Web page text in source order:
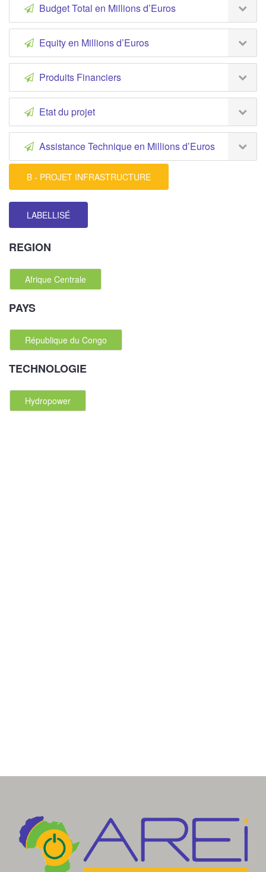
Budget Total en Millions d’Euros
Equity en Millions d’Euros
Produits Financiers
Etat du projet
Assistance Technique en Millions d’Euros
B - PROJET INFRASTRUCTURE
LABELLISÉ
REGION
Afrique Centrale
PAYS
République du Congo
TECHNOLOGIE
Hydropower